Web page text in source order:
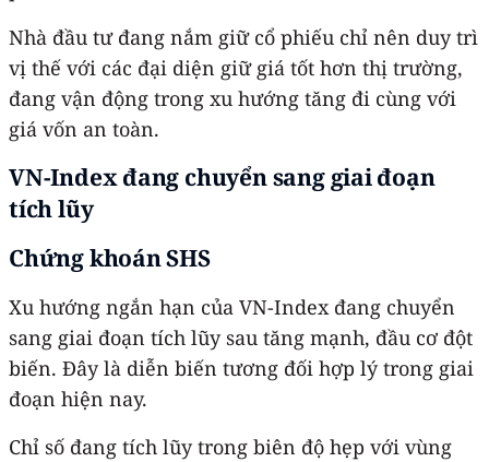
Nhà đầu tư đang nắm giữ cổ phiếu chỉ nên duy trì
vị thế với các đại diện giữ giá tốt hơn thị trường,
đang vận động trong xu hướng tăng đi cùng với
giá vốn an toàn.
VN-Index đang chuyển sang giai đoạn
tích lũy
Chứng khoán SHS
Xu hướng ngắn hạn của VN-Index đang chuyển
sang giai đoạn tích lũy sau tăng mạnh, đầu cơ đột
biến. Đây là diễn biến tương đối hợp lý trong giai
đoạn hiện nay.
Chỉ số đang tích lũy trong biên độ hẹp với vùng